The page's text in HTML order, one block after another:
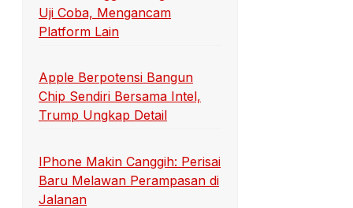
Uji Coba, Mengancam
Platform Lain
Apple Berpotensi Bangun
Chip Sendiri Bersama Intel,
Trump Ungkap Detail
IPhone Makin Canggih: Perisai
Baru Melawan Perampasan di
Jalanan